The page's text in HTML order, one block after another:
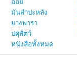
อ้อย
มันสำปะหลัง
ยางพารา
ปศุสัตว์
หนังสือทั้งหมด